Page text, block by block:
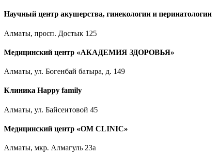
Научный центр акушерства, гинекологии и перинатологии
Алматы, просп. Достык 125
Медицинский центр «АКАДЕМИЯ ЗДОРОВЬЯ»
Алматы, ул. Богенбай батыра, д. 149
Клиника Happy family
Алматы, ул. Байсеитовой 45
Медицинский центр «OM CLINIC»
Алматы, мкр. Алмагуль 23а